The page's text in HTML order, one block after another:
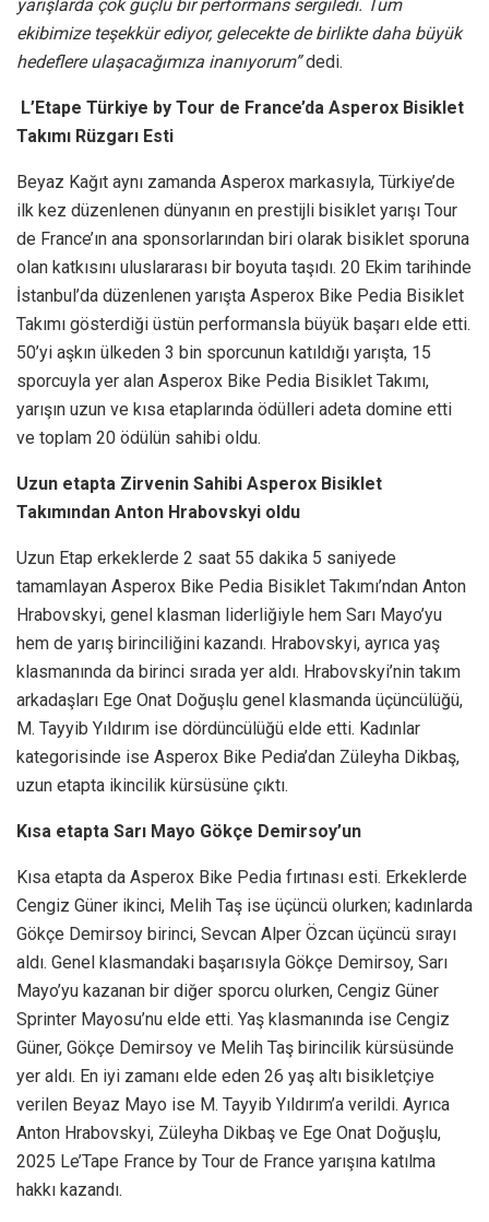
yarışlarda çok güçlü bir performans sergiledi. Tüm
ekibimize teşekkür ediyor, gelecekte de birlikte daha büyük
hedeflere ulaşacağımıza inanıyorum”dedi.
L’Etape Türkiye by Tour de France’da Asperox Bisiklet
Takımı Rüzgarı Esti
Beyaz Kağıt aynı zamanda Asperox markasıyla, Türkiye’de
ilk kez düzenlenen dünyanın en prestijli bisiklet yarışı Tour
de France’ın ana sponsorlarından biri olarak bisiklet sporuna
olan katkısını uluslararası bir boyuta taşıdı. 20 Ekim tarihinde
İstanbul’da düzenlenen yarışta Asperox Bike Pedia Bisiklet
Takımı gösterdiği üstün performansla büyük başarı elde etti.
50’yi aşkın ülkeden 3 bin sporcunun katıldığı yarışta, 15
sporcuyla yer alan Asperox Bike Pedia Bisiklet Takımı,
yarışın uzun ve kısa etaplarında ödülleri adeta domine etti
ve toplam 20 ödülün sahibi oldu.
Uzun etapta Zirvenin Sahibi Asperox Bisiklet
Takımından Anton Hrabovskyi oldu
Uzun Etap erkeklerde 2 saat 55 dakika 5 saniyede
tamamlayan Asperox Bike Pedia Bisiklet Takımı’ndan Anton
Hrabovskyi, genel klasman liderliğiyle hem Sarı Mayo’yu
hem de yarış birinciliğini kazandı. Hrabovskyi, ayrıca yaş
klasmanında da birinci sırada yer aldı. Hrabovskyi’nin takım
arkadaşları Ege Onat Doğuşlu genel klasmanda üçüncülüğü,
M. Tayyib Yıldırım ise dördüncülüğü elde etti. Kadınlar
kategorisinde ise Asperox Bike Pedia’dan Züleyha Dikbaş,
uzun etapta ikincilik kürsüsüne çıktı.
Kısa etapta Sarı Mayo Gökçe Demirsoy’un
Kısa etapta da Asperox Bike Pedia fırtınası esti. Erkeklerde
Cengiz Güner ikinci, Melih Taş ise üçüncü olurken; kadınlarda
Gökçe Demirsoy birinci, Sevcan Alper Özcan üçüncü sırayı
aldı. Genel klasmandaki başarısıyla Gökçe Demirsoy, Sarı
Mayo’yu kazanan bir diğer sporcu olurken, Cengiz Güner
Sprinter Mayosu’nu elde etti. Yaş klasmanında ise Cengiz
Güner, Gökçe Demirsoy ve Melih Taş birincilik kürsüsünde
yer aldı. En iyi zamanı elde eden 26 yaş altı bisikletçiye
verilen Beyaz Mayo ise M. Tayyib Yıldırım’a verildi. Ayrıca
Anton Hrabovskyi, Züleyha Dikbaş ve Ege Onat Doğuşlu,
2025 Le’Tape France by Tour de France yarışına katılma
hakkı kazandı.